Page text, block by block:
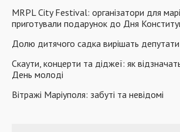
MRPL City Festival: організатори для
приготували подарунок до Дня
Долю дитячого садка вирішать депутати
Скаути, концерти та діджеї: як
День молоді
Вітражі Маріуполя: забуті та невідомі